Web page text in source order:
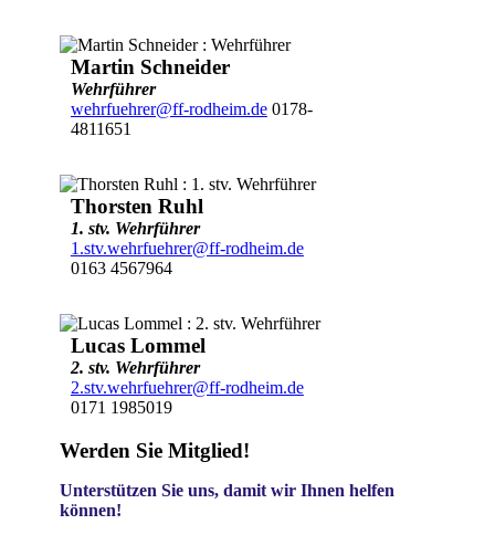
Martin Schneider
Wehrführer
wehrfuehrer@ff-rodheim.de0178-
4811651
Thorsten Ruhl
1. stv. Wehrführer
1.stv.wehrfuehrer@ff-rodheim.de
0163 4567964
Lucas Lommel
2. stv. Wehrführer
2.stv.wehrfuehrer@ff-rodheim.de
0171 1985019
Werden Sie Mitglied!
Unterstützen Sie uns, damit wir Ihnen helfen
können!